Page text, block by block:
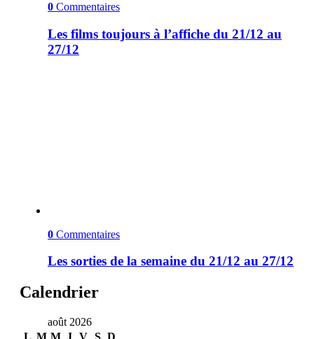
0 Commentaires
Les films toujours à l’affiche du 21/12 au
27/12
0 Commentaires
Les sorties de la semaine du 21/12 au 27/12
Calendrier
août 2026